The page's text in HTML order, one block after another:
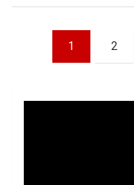
Paginación
1 2